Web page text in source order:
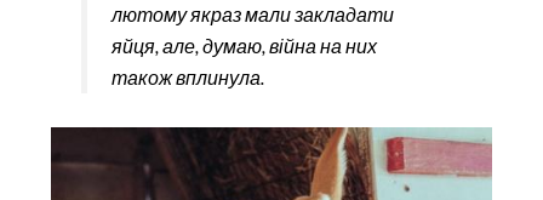
лютому якраз мали закладати
яйця, але, думаю, війна на них
також вплинула.